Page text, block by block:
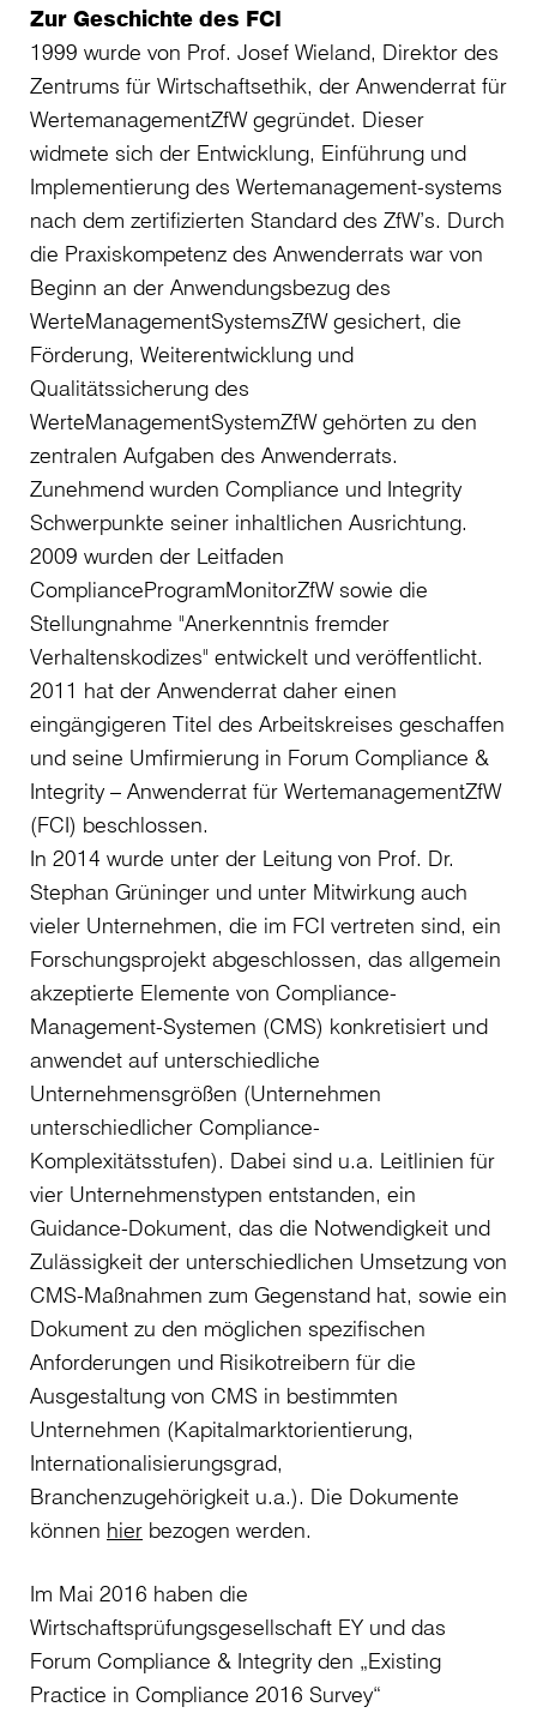
Zur Geschichte des FCI
1999 wurde von Prof. Josef Wieland, Direktor des
Zentrums für Wirtschaftsethik, der Anwenderrat für
WertemanagementZfW gegründet. Dieser
widmete sich der Entwicklung, Einführung und
Implementierung des Wertemanagement-systems
nach dem zertifizierten Standard des ZfW’s. Durch
die Praxiskompetenz des Anwenderrats war von
Beginn an der Anwendungsbezug des
WerteManagementSystemsZfW gesichert, die
Förderung, Weiterentwicklung und
Qualitätssicherung des
WerteManagementSystemZfW gehörten zu den
zentralen Aufgaben des Anwenderrats.
Zunehmend wurden Compliance und Integrity
Schwerpunkte seiner inhaltlichen Ausrichtung.
2009 wurden der Leitfaden
ComplianceProgramMonitorZfW sowie die
Stellungnahme "Anerkenntnis fremder
Verhaltenskodizes" entwickelt und veröffentlicht.
2011 hat der Anwenderrat daher einen
eingängigeren Titel des Arbeitskreises geschaffen
und seine Umfirmierung in Forum Compliance &
Integrity – Anwenderrat für WertemanagementZfW
(FCI) beschlossen.
In 2014 wurde unter der Leitung von Prof. Dr.
Stephan Grüninger und unter Mitwirkung auch
vieler Unternehmen, die im FCI vertreten sind, ein
Forschungsprojekt abgeschlossen, das allgemein
akzeptierte Elemente von Compliance-
Management-Systemen (CMS) konkretisiert und
anwendet auf unterschiedliche
Unternehmensgrößen (Unternehmen
unterschiedlicher Compliance-
Komplexitätsstufen). Dabei sind u.a. Leitlinien für
vier Unternehmenstypen entstanden, ein
Guidance-Dokument, das die Notwendigkeit und
Zulässigkeit der unterschiedlichen Umsetzung von
CMS-Maßnahmen zum Gegenstand hat, sowie ein
Dokument zu den möglichen spezifischen
Anforderungen und Risikotreibern für die
Ausgestaltung von CMS in bestimmten
Unternehmen (Kapitalmarktorientierung,
Internationalisierungsgrad,
Branchenzugehörigkeit u.a.). Die Dokumente
können hier bezogen werden.
Im Mai 2016 haben die
Wirtschaftsprüfungsgesellschaft EY und das
Forum Compliance & Integrity den „Existing
Practice in Compliance 2016 Survey“